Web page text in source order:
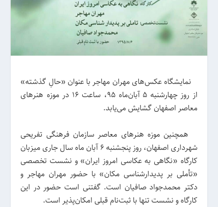
نمایشگاه عکس‌های مهران مهاجر با عنوان «حالِ گذشته»
از روز چهارشنبه ۵ آبان‌ماه ۹۵، ساعت ۱۶ در موزه هنرهای
معاصر اصفهان گشایش می‌یابد.
همچنین موزه هنرهای معاصر سازمان فرهنگی تفریحی
شهرداری اصفهان، روز پنجشنبه ۶ آبان ماه سال جاری میزبان
کارگاه «نگاهی به عکاسی امروز ایران» و نشست تخصصی
«تأملی بر پدیدارشناسی مکان» با حضور مهران مهاجر و
دکتر محمدجواد صافیان است. گفتنی است حضور در این
کارگاه و نشست تنها با ثبت‌نام قبلی امکان‌پذیر است.